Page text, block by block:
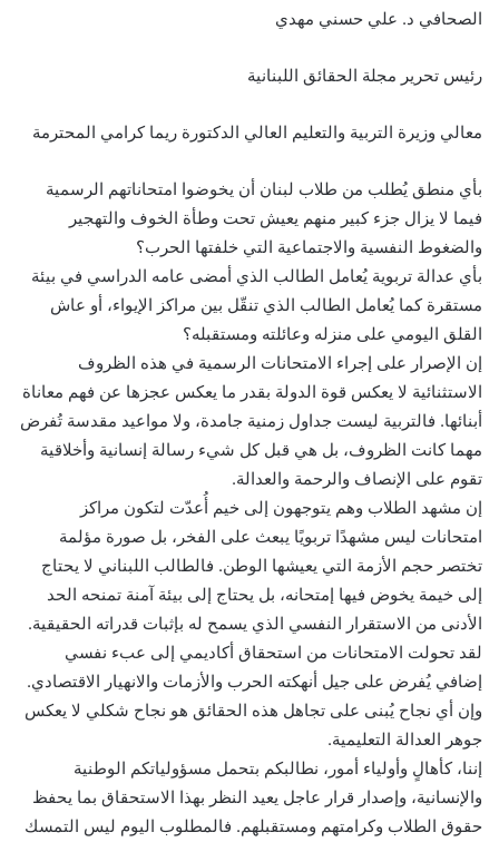
الصحافي د. علي حسني مهدي
رئيس تحرير مجلة الحقائق اللبنانية
معالي وزيرة التربية والتعليم العالي الدكتورة ريما كرامي المحترمة
بأي منطق يُطلب من طلاب لبنان أن يخوضوا امتحاناتهم الرسمية
فيما لا يزال جزء كبير منهم يعيش تحت وطأة الخوف والتهجير
والضغوط النفسية والاجتماعية التي خلفتها الحرب؟
بأي عدالة تربوية يُعامل الطالب الذي أمضى عامه الدراسي في بيئة
مستقرة كما يُعامل الطالب الذي تنقّل بين مراكز الإيواء، أو عاش
القلق اليومي على منزله وعائلته ومستقبله؟
إن الإصرار على إجراء الامتحانات الرسمية في هذه الظروف
الاستثنائية لا يعكس قوة الدولة بقدر ما يعكس عجزها عن فهم معاناة
أبنائها. فالتربية ليست جداول زمنية جامدة، ولا مواعيد مقدسة تُفرض
مهما كانت الظروف، بل هي قبل كل شيء رسالة إنسانية وأخلاقية
تقوم على الإنصاف والرحمة والعدالة.
إن مشهد الطلاب وهم يتوجهون إلى خيم أُعدّت لتكون مراكز
امتحانات ليس مشهدًا تربويًا يبعث على الفخر، بل صورة مؤلمة
تختصر حجم الأزمة التي يعيشها الوطن. فالطالب اللبناني لا يحتاج
إلى خيمة يخوض فيها إمتحانه، بل يحتاج إلى بيئة آمنة تمنحه الحد
الأدنى من الاستقرار النفسي الذي يسمح له بإثبات قدراته الحقيقية.
لقد تحولت الامتحانات من استحقاق أكاديمي إلى عبء نفسي
إضافي يُفرض على جيل أنهكته الحرب والأزمات والانهيار الاقتصادي.
وإن أي نجاح يُبنى على تجاهل هذه الحقائق هو نجاح شكلي لا يعكس
جوهر العدالة التعليمية.
إننا، كأهالٍ وأولياء أمور، نطالبكم بتحمل مسؤولياتكم الوطنية
والإنسانية، وإصدار قرار عاجل يعيد النظر بهذا الاستحقاق بما يحفظ
حقوق الطلاب وكرامتهم ومستقبلهم. فالمطلوب اليوم ليس التمسك